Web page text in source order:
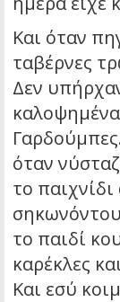
Και όταν
ταβέρνες
Δεν
όταν
το
το παιδί
καρέκλες
Και εσύ